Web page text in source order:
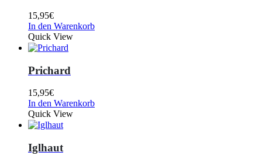
15,95€
In den Warenkorb
Quick View
Prichard
15,95€
In den Warenkorb
Quick View
Iglhaut